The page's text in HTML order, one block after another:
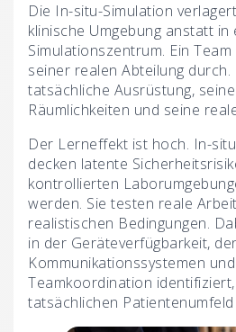
Die In-situ-Simulation
klinische Umgebung anstatt in
Simulationszentrum. Ein
seiner realen Abteilung durch.
tatsächliche Ausrüstung,
Räumlichkeiten und seine
Der Lerneffekt ist hoch. In-
decken latente
kontrollierten
werden. Sie testen reale
realistischen Bedingungen.
in der Geräteverfügbarkeit,
Kommunikationssystemen
Teamkoordination
tatsächlichen